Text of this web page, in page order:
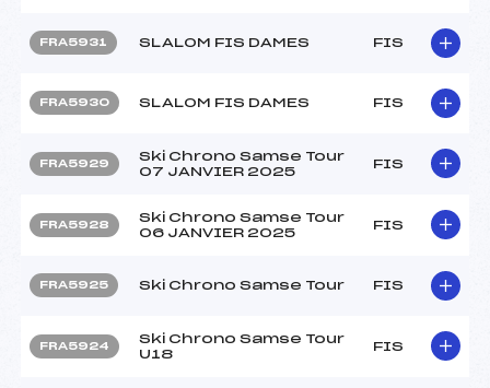
FRA5931 SLALOM FIS DAMES FIS
FRA5930 SLALOM FIS DAMES FIS
FRA5929
Ski Chrono Samse Tour
07 JANVIER 2025
FIS
FRA5928
Ski Chrono Samse Tour
06 JANVIER 2025
FIS
FRA5925 Ski Chrono Samse Tour FIS
FRA5924
Ski Chrono Samse Tour
U18
FIS